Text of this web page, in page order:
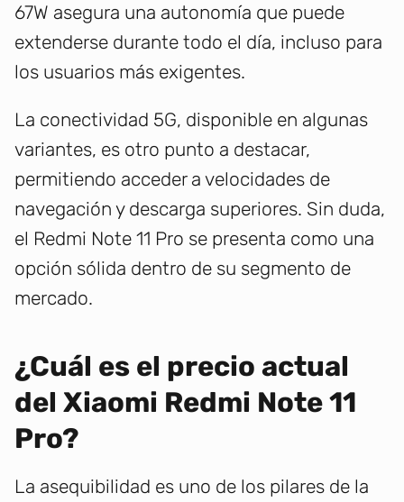
67W asegura una autonomía que puede
extenderse durante todo el día, incluso para
los usuarios más exigentes.
La conectividad 5G, disponible en algunas
variantes, es otro punto a destacar,
permitiendo acceder a velocidades de
navegación y descarga superiores. Sin duda,
el Redmi Note 11 Pro se presenta como una
opción sólida dentro de su segmento de
mercado.
¿Cuál es el precio actual
del Xiaomi Redmi Note 11
Pro?
La asequibilidad es uno de los pilares de la